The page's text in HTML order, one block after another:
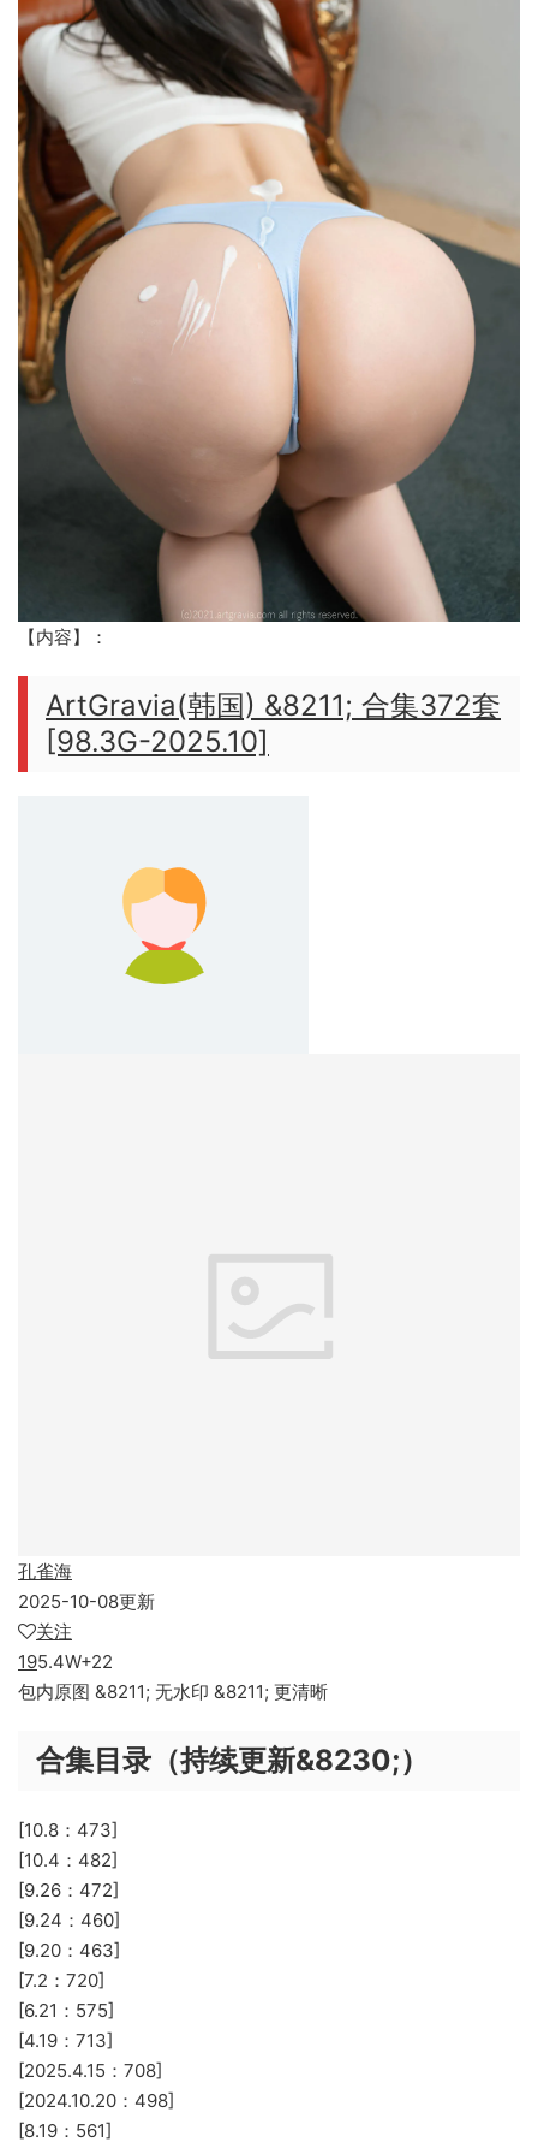
【内容】：
ArtGravia(韩国) &8211; 合集372套
[98.3G-2025.10]
孔雀海
2025-10-08更新
关注
195.4W+22
包内原图 &8211; 无水印 &8211; 更清晰
合集目录（持续更新&8230;）
[10.8：473]
[10.4：482]
[9.26：472]
[9.24：460]
[9.20：463]
[7.2：720]
[6.21：575]
[4.19：713]
[2025.4.15：708]
[2024.10.20：498]
[8.19：561]